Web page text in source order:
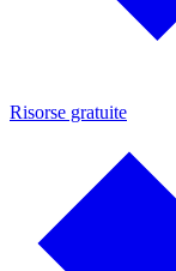
Risorse gratuite